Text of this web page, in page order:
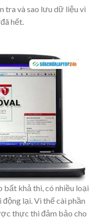
tra và sao lưu dữ liệu vì
hết.
khả thi, có nhiều loại
lại. Vì thế cài phần
thực thi đảm bảo cho